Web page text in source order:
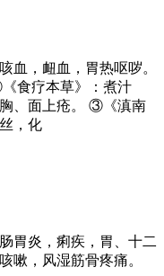
血，衄血，胃热呕哕。
食疗本草》：煮汁
、面上疮。 ③《滇南
，化
胃炎，痢疾，胃、十二
嗽，风湿筋骨疼痛。